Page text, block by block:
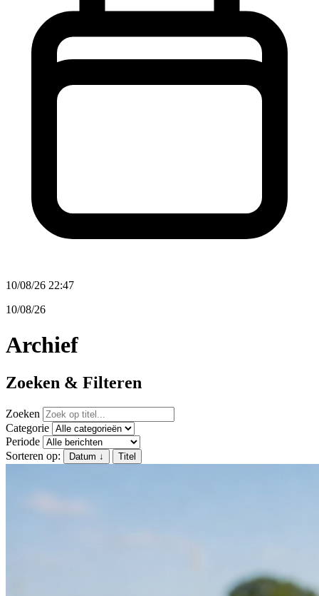
10/08/26 22:47
10/08/26
Archief
Zoeken & Filteren
Zoeken
Categorie
Periode
Sorteren op:
Datum ↓ Titel